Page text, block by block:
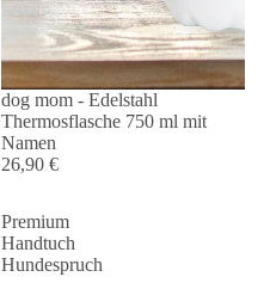
dog mom - Edelstahl
Thermosflasche 750 ml mit
Namen
26,90 €
Premium
Handtuch
Hundespruch